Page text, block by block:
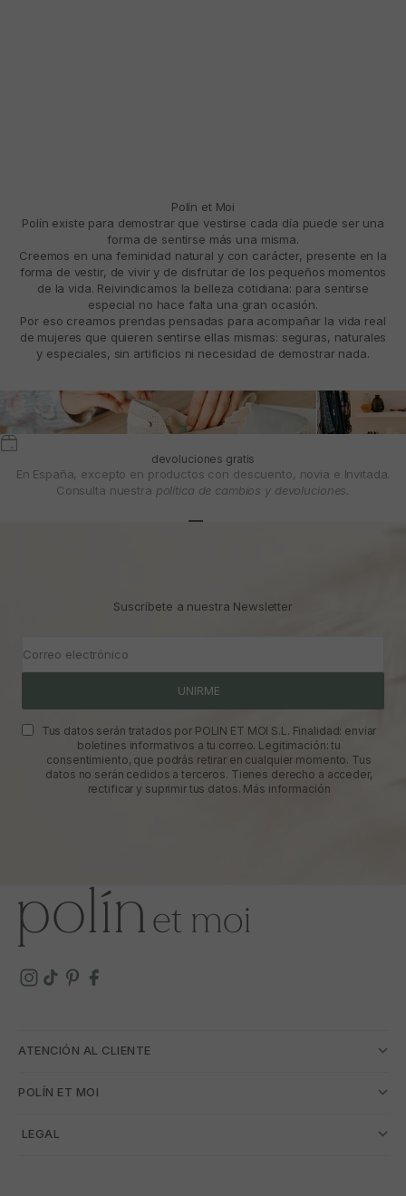
Polín et Moi
Polín existe para demostrar que vestirse cada día puede ser una
forma de sentirse más una misma.
Creemos en una feminidad natural y con carácter, presente en la
forma de vestir, de vivir y de disfrutar de los pequeños momentos
de la vida. Reivindicamos la belleza cotidiana: para sentirse
especial no hace falta una gran ocasión.
Por eso creamos prendas pensadas para acompañar la vida real
de mujeres que quieren sentirse ellas mismas: seguras, naturales
y especiales, sin artificios ni necesidad de demostrar nada.
devoluciones gratis
En España, excepto en productos con descuento, novia e Invitada.
Consulta nuestra política de cambios y devoluciones.
Suscríbete a nuestra Newsletter
Correo electrónico
UNIRME
Tus datos serán tratados por POLIN ET MOI S.L. Finalidad: enviar
boletines informativos a tu correo. Legitimación: tu
consentimiento, que podrás retirar en cualquier momento. Tus
datos no serán cedidos a terceros. Tienes derecho a acceder,
rectificar y suprimir tus datos. Más información
ATENCIÓN AL CLIENTE
POLÍN ET MOI
­ LEGAL